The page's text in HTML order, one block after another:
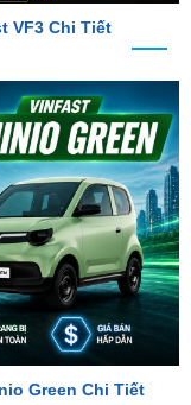
Green Chi Tiết